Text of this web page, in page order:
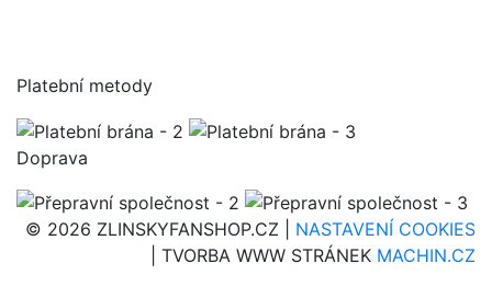
Platební metody
Doprava
© 2026 ZLINSKYFANSHOP.CZ | NASTAVENÍ COOKIES
| TVORBA WWW STRÁNEK MACHIN.CZ